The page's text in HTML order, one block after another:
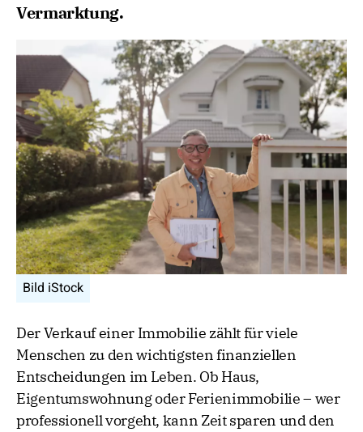
Vermarktung.
Bild iStock
Der Verkauf einer Immobilie zählt für viele
Menschen zu den wichtigsten finanziellen
Entscheidungen im Leben. Ob Haus,
Eigentumswohnung oder Ferienimmobilie – wer
professionell vorgeht, kann Zeit sparen und den